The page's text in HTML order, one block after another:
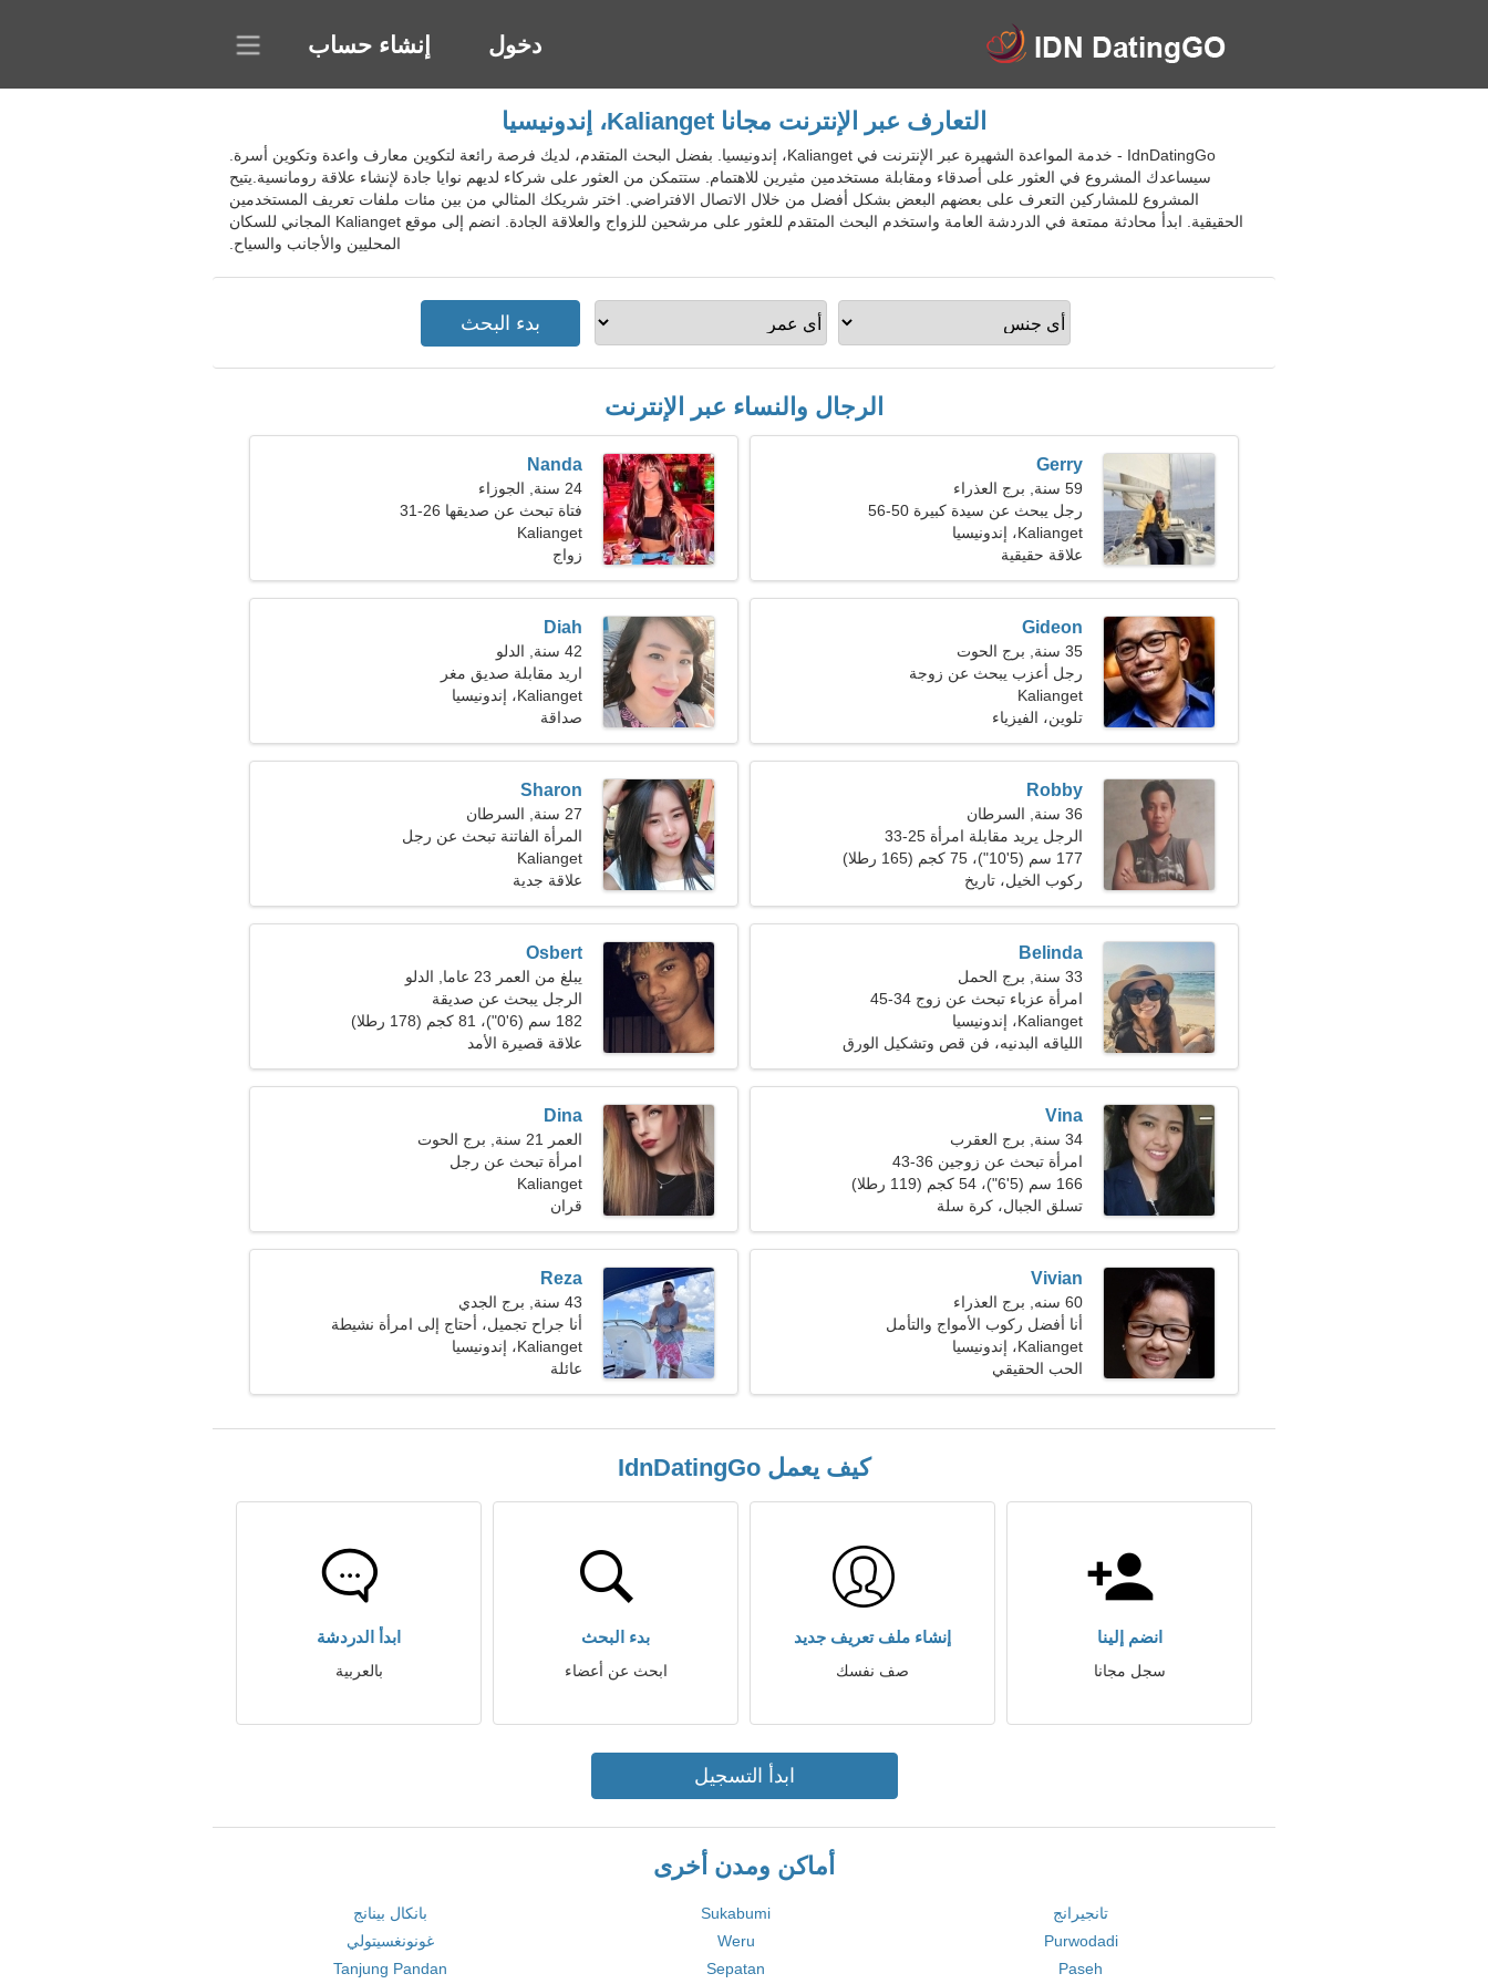
دخول إنشاء حساب
التعارف عبر الإنترنت مجانا Kalianget، إندونيسيا
IdnDatingGo - خدمة المواعدة الشهيرة عبر الإنترنت في Kalianget، إندونيسيا. بفضل البحث المتقدم، لديك فرصة رائعة لتكوين معارف واعدة وتكوين أسرة.
سيساعدك المشروع في العثور على أصدقاء ومقابلة مستخدمين مثيرين للاهتمام. ستتمكن من العثور على شركاء لديهم نوايا جادة لإنشاء علاقة رومانسية.يتيح
المشروع للمشاركين التعرف على بعضهم البعض بشكل أفضل من خلال الاتصال الافتراضي. اختر شريكك المثالي من بين مئات ملفات تعريف المستخدمين
الحقيقية. ابدأ محادثة ممتعة في الدردشة العامة واستخدم البحث المتقدم للعثور على مرشحين للزواج والعلاقة الجادة. انضم إلى موقع Kalianget المجاني للسكان
المحليين والأجانب والسياح.
الرجال والنساء عبر الإنترنت
Gerry
59 سنة, برج العذراء
رجل يبحث عن سيدة كبيرة 50-56
Kalianget، إندونيسيا
علاقة حقيقية
Nanda
24 سنة, الجوزاء
فتاة تبحث عن صديقها 26-31
Kalianget
زواج
Gideon
35 سنة, برج الحوت
رجل أعزب يبحث عن زوجة
Kalianget
تلوين، الفيزياء
Diah
42 سنة, الدلو
اريد مقابلة صديق مغر
Kalianget، إندونيسيا
صداقة
Robby
36 سنة, السرطان
الرجل يريد مقابلة امرأة 25-33
177 سم (5'10")، 75 كجم (165 رطلا)
ركوب الخيل، تاريخ
Sharon
27 سنة, السرطان
المرأة الفاتنة تبحث عن رجل
Kalianget
علاقة جدية
Belinda
33 سنة, برج الحمل
امرأة عزباء تبحث عن زوج 34-45
Kalianget، إندونيسيا
اللياقه البدنيه، فن قص وتشكيل الورق
Osbert
يبلغ من العمر 23 عاما, الدلو
الرجل يبحث عن صديقة
182 سم (6'0")، 81 كجم (178 رطلا)
علاقة قصيرة الأمد
Vina
34 سنة, برج العقرب
امرأة تبحث عن زوجين 36-43
166 سم (5'6")، 54 كجم (119 رطلا)
تسلق الجبال، كرة سلة
Dina
العمر 21 سنة, برج الحوت
امرأة تبحث عن رجل
Kalianget
قران
Vivian
60 سنه, برج العذراء
أنا أفضل ركوب الأمواج والتأمل
Kalianget، إندونيسيا
الحب الحقيقي
Reza
43 سنة, برج الجدي
أنا جراح تجميل، أحتاج إلى امرأة نشيطة
Kalianget، إندونيسيا
عائلة
كيف يعمل IdnDatingGo
انضم إلينا
سجل مجانا
إنشاء ملف تعريف جديد
صف نفسك
بدء البحث
ابحث عن أعضاء
ابدأ الدردشة
بالعربية
ابدأ التسجيل
أماكن ومدن أخرى
تانجيرانج Sukabumi
بانكال بينانج
Purwodadi
Weru
غونونغسيتولي
Paseh
Sepatan
Tanjung Pandan